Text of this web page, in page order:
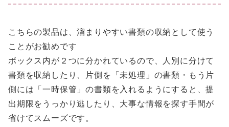
こちらの製品は、溜まりやすい書類の収納として使う
ことがお勧めです
ボックス内が２つに分かれているので、人別に分けて
書類を収納したり、片側を「未処理」の書類・もう片
側には「一時保管」の書類を入れるようにすると、提
出期限をうっかり逃したり、大事な情報を探す手間が
省けてスムーズです。